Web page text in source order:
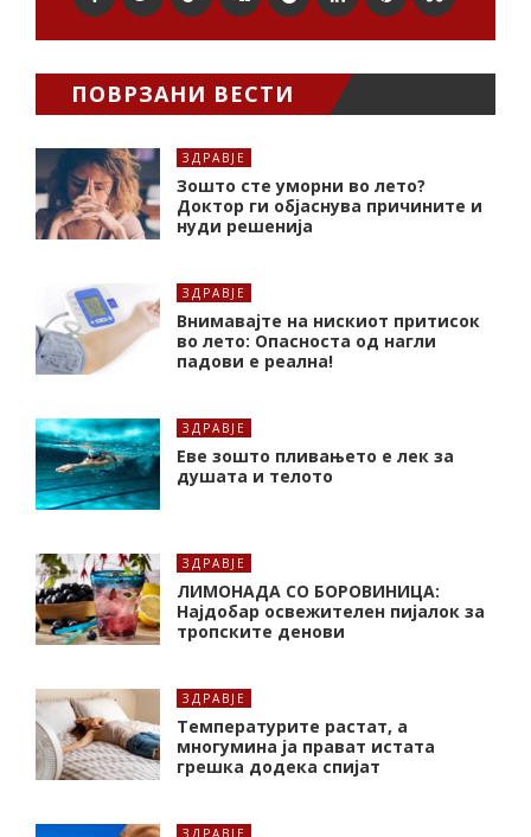
ПОВРЗАНИ ВЕСТИ
ЗДРАВЈЕ
Зошто сте уморни во лето?
Доктор ги објаснува причините и
нуди решенија
ЗДРАВЈЕ
Внимавајте на нискиот притисок
во лето: Опасноста од нагли
падови е реална!
ЗДРАВЈЕ
Еве зошто пливањето е лек за
душата и телото
ЗДРАВЈЕ
ЛИМОНАДА СО БОРОВИНИЦА:
Најдобар освежителен пијалок за
тропските денови
ЗДРАВЈЕ
Температурите растат, а
многумина ја прават истата
грешка додека спијат
ЗДРАВЈЕ